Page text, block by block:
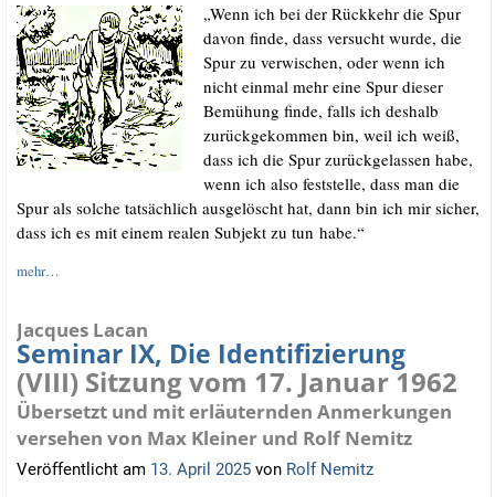
„Wenn ich bei der Rück­kehr die Spur
davon fin­de, dass ver­sucht wur­de, die
Spur zu ver­wi­schen, oder wenn ich
nicht ein­mal mehr eine Spur die­ser
Bemü­hung fin­de, falls ich des­halb
zurück­ge­kom­men bin, weil ich weiß,
dass ich die Spur zurück­ge­las­sen habe,
wenn ich also fest­stel­le, dass man die
Spur als sol­che tat­säch­lich aus­ge­löscht hat, dann bin ich mir sicher,
dass ich es mit einem rea­len Sub­jekt zu tun habe.“
mehr…
Jacques Lacan
Seminar IX, Die Identifizierung
(VIII) Sitzung vom 17. Januar 1962
Übersetzt und mit erläuternden Anmerkungen
versehen von Max Kleiner und Rolf Nemitz
Veröffentlicht am 13. April 2025 von Rolf Nemitz